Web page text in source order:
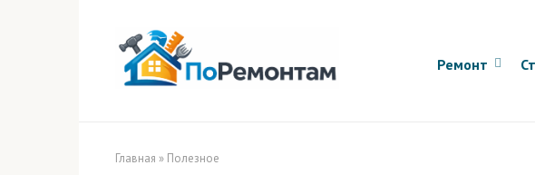
Ремонт
Главная » Полезное